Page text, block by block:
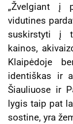
„Žvelgiant į
vidutines
suskirstyti į
kainos,
Klaipėdoje
identiškas ir
Šiauliuose ir
lygis taip pat
sostine, yra